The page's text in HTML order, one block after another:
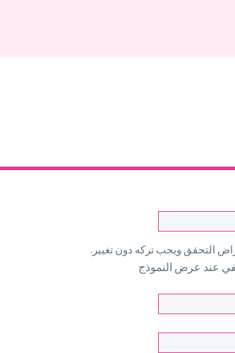
التحقق ويجب تركه دون تغيير.
عند عرض النموذج